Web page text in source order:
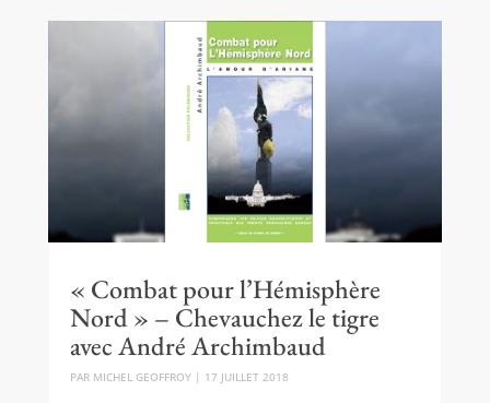
« Combat pour l’Hémisphère
Nord » – Chevauchez le tigre
avec André Archimbaud
PAR MICHEL GEOFFROY| 17 JUILLET 2018